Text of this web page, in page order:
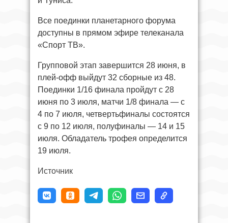
Все поединки планетарного форума
доступны в прямом эфире телеканала
«Спорт ТВ».
Групповой этап завершится 28 июня, в
плей-офф выйдут 32 сборные из 48.
Поединки 1/16 финала пройдут с 28
июня по 3 июля, матчи 1/8 финала — с
4 по 7 июля, четвертьфиналы состоятся
с 9 по 12 июля, полуфиналы — 14 и 15
июля. Обладатель трофея определится
19 июля.
Источник